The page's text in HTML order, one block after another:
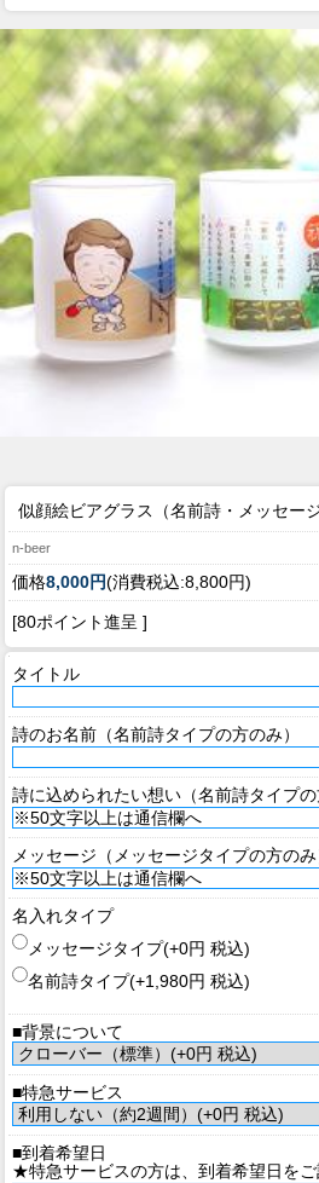
似顔絵ビアグラス（名前詩・メッセージ
n-beer
価格8,000円(消費税込:8,800円)
[80ポイント進呈 ]
タイトル
詩のお名前（名前詩タイプの方のみ）
詩に込められたい想い（名前詩タイプの
メッセージ（メッセージタイプの方のみ
名入れタイプ
メッセージタイプ(+0円 税込)
名前詩タイプ(+1,980円 税込)
■背景について
■特急サービス
■到着希望日
★特急サービスの方は、到着希望日を